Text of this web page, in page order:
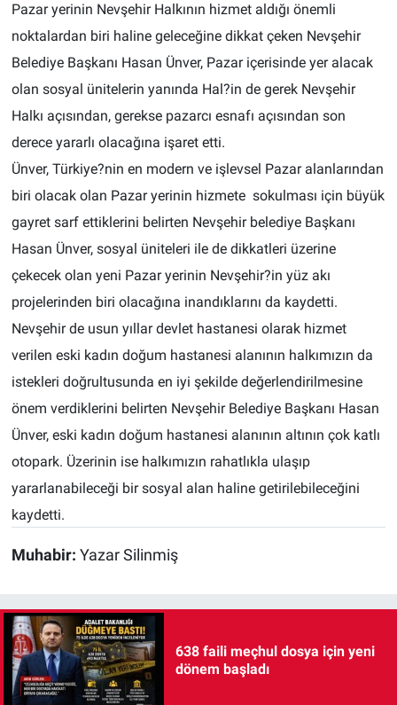
Pazar yerinin Nevşehir Halkının hizmet aldığı önemli
noktalardan biri haline geleceğine dikkat çeken Nevşehir
Belediye Başkanı Hasan Ünver, Pazar içerisinde yer alacak
olan sosyal ünitelerin yanında Hal?in de gerek Nevşehir
Halkı açısından, gerekse pazarcı esnafı açısından son
derece yararlı olacağına işaret etti.
Ünver, Türkiye?nin en modern ve işlevsel Pazar alanlarından
biri olacak olan Pazar yerinin hizmete sokulması için büyük
gayret sarf ettiklerini belirten Nevşehir belediye Başkanı
Hasan Ünver, sosyal üniteleri ile de dikkatleri üzerine
çekecek olan yeni Pazar yerinin Nevşehir?in yüz akı
projelerinden biri olacağına inandıklarını da kaydetti.
Nevşehir de usun yıllar devlet hastanesi olarak hizmet
verilen eski kadın doğum hastanesi alanının halkımızın da
istekleri doğrultusunda en iyi şekilde değerlendirilmesine
önem verdiklerini belirten Nevşehir Belediye Başkanı Hasan
Ünver, eski kadın doğum hastanesi alanının altının çok katlı
otopark. Üzerinin ise halkımızın rahatlıkla ulaşıp
yararlanabileceği bir sosyal alan haline getirilebileceğini
kaydetti.
Muhabir: Yazar Silinmiş
638 faili meçhul dosya için yeni
dönem başladı